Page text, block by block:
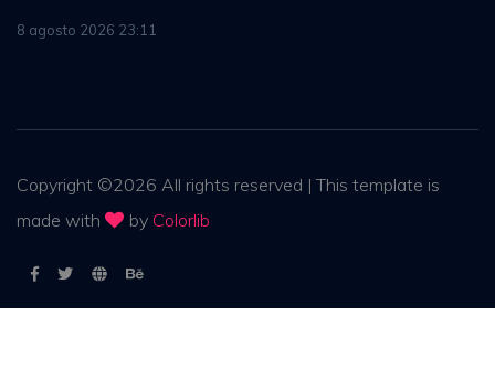
8 agosto 2026 23:11
Copyright ©2026 All rights reserved | This template is
made with
by Colorlib